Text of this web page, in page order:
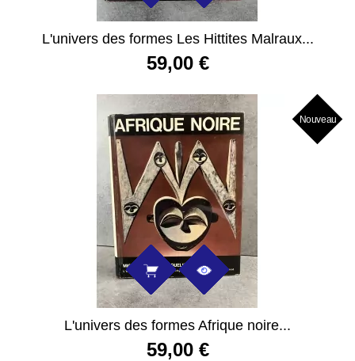
L'univers des formes Les Hittites Malraux...
59,00 €
Nouveau
L'univers des formes Afrique noire...
59,00 €